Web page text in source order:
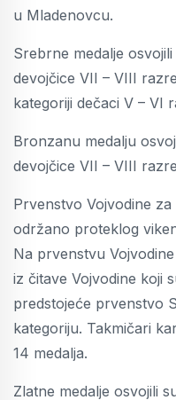
u Mladenovcu.
Srebrne medalje
devojčice VII – VIII
kategoriji dečaci V – VI
Bronzanu medalju
devojčice VII – VIII
Prvenstvo Vojvodine
održano proteklog
Na prvenstvu
iz čitave Vojvodine koji
predstojeće prvenstvo
kategoriju. Takmičari
14 medalja.
Zlatne medalje osvojili